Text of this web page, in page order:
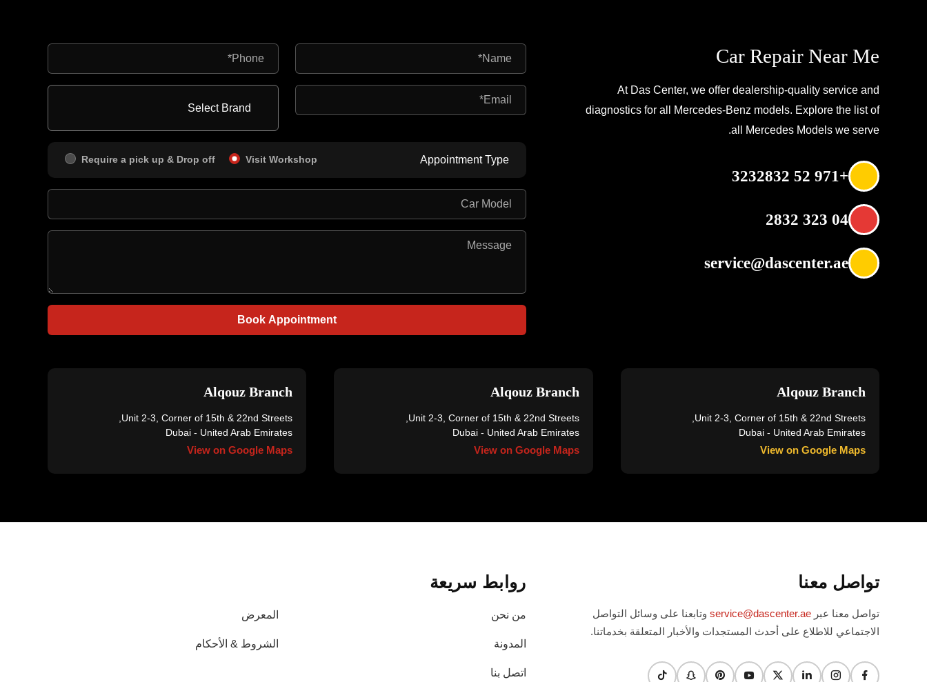
Car Repair Near Me
At Das Center, we offer dealership-quality service and
diagnostics for all Mercedes-Benz models. Explore the list of
all Mercedes Models we serve.
+971 52 3232832
04 323 2832
service@dascenter.ae
Appointment Type
Visit Workshop
Require a pick up & Drop off
Book Appointment
Alqouz Branch
Unit 2-3, Corner of 15th & 22nd Streets,
Dubai - United Arab Emirates
View on Google Maps
Alqouz Branch
Unit 2-3, Corner of 15th & 22nd Streets,
Dubai - United Arab Emirates
View on Google Maps
Alqouz Branch
Unit 2-3, Corner of 15th & 22nd Streets,
Dubai - United Arab Emirates
View on Google Maps
تواصل معنا
تواصل معنا عبر service@dascenter.ae وتابعنا على وسائل التواصل
الاجتماعي للاطلاع على أحدث المستجدات والأخبار المتعلقة بخدماتنا.
روابط سريعة
من نحن
المدونة
اتصل بنا
المعرض
الشروط & الأحكام